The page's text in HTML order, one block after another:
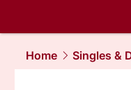
Home
Singles &